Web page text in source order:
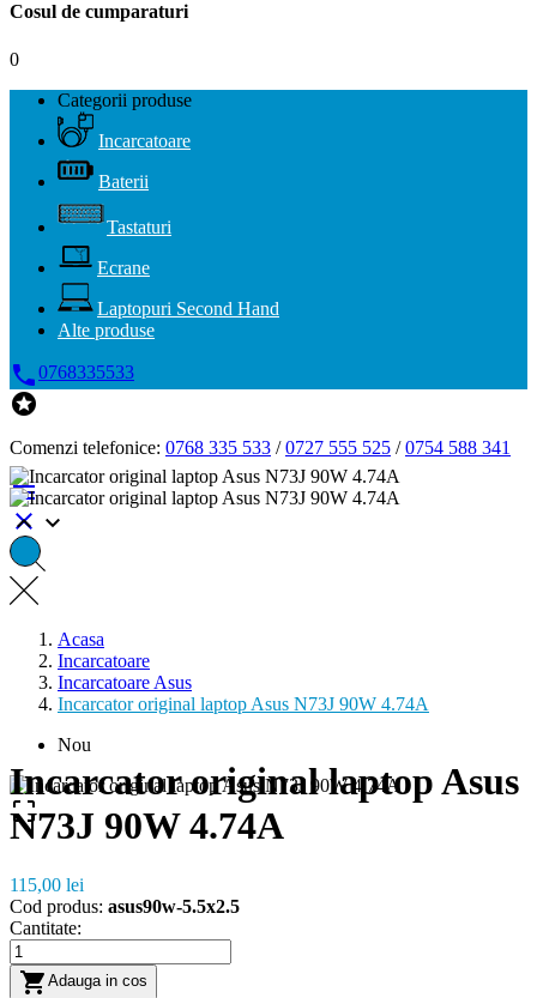
Cosul de cumparaturi
0
Categorii produse
Incarcatoare
Baterii
Tastaturi
Ecrane
Laptopuri Second Hand
Alte produse
0768335533

Comenzi telefonice: 0768 335 533 /0727 555 525 /0754 588 341


Acasa
Incarcatoare
Incarcatoare Asus
Incarcator original laptop Asus N73J 90W 4.74A
Nou

 
Incarcator original laptop Asus
N73J 90W 4.74A
115,00 lei
Cod produs: asus90w-5.5x2.5
Cantitate:
 Adauga in cos